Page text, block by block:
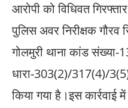
आरोपी को विधिवत
पुलिस अवर निरीक्षक
गोलमुरी थाना कांड
धारा-303(2)/317(4)/
किया गया है।इस कार्रवाई